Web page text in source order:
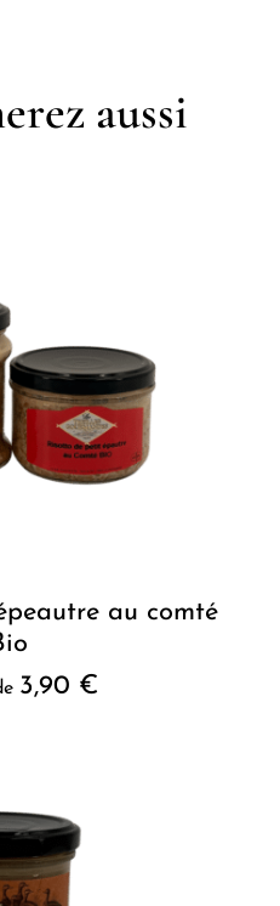
aussi
au comté
3,90 €